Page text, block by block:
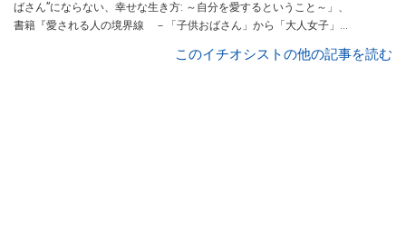
ばさん”にならない、幸せな生き方: ～自分を愛するということ～」、
書籍『愛される人の境界線 －「子供おばさん」から「大人女子」に
このイチオシストの他の記事を読む